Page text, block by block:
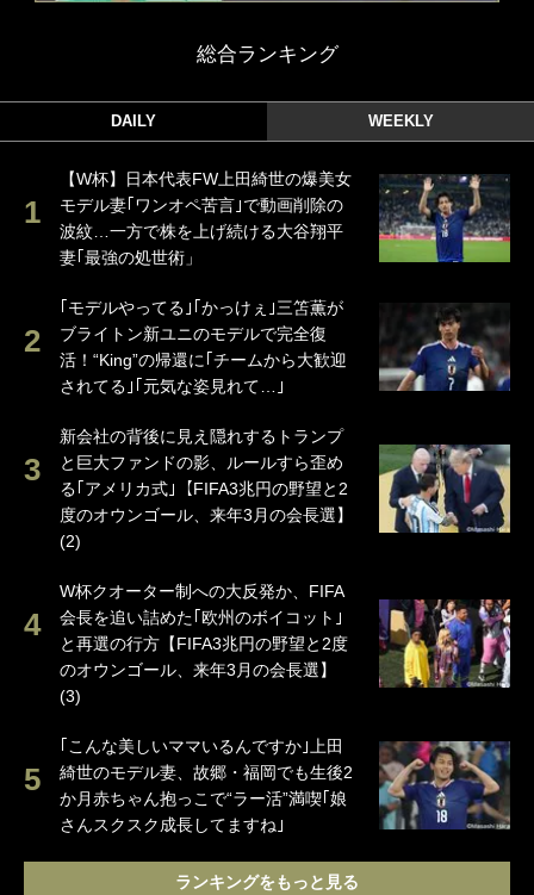
総合ランキング
DAILY WEEKLY
【W杯】日本代表FW上田綺世の爆美女
モデル妻｢ワンオペ苦言｣で動画削除の
波紋…一方で株を上げ続ける大谷翔平
妻｢最強の処世術」
｢モデルやってる｣｢かっけぇ｣三笘薫が
ブライトン新ユニのモデルで完全復
活！“King”の帰還に｢チームから大歓迎
されてる｣｢元気な姿見れて…｣
新会社の背後に見え隠れするトランプ
と巨大ファンドの影、ルールすら歪め
る｢アメリカ式｣【FIFA3兆円の野望と2
度のオウンゴール、来年3月の会長選】
(2)
W杯クオーター制への大反発か、FIFA
会長を追い詰めた｢欧州のボイコット｣
と再選の行方【FIFA3兆円の野望と2度
のオウンゴール、来年3月の会長選】
(3)
｢こんな美しいママいるんですか｣上田
綺世のモデル妻、故郷・福岡でも生後2
か月赤ちゃん抱っこで“ラー活”満喫｢娘
さんスクスク成長してますね｣
ランキングをもっと見る